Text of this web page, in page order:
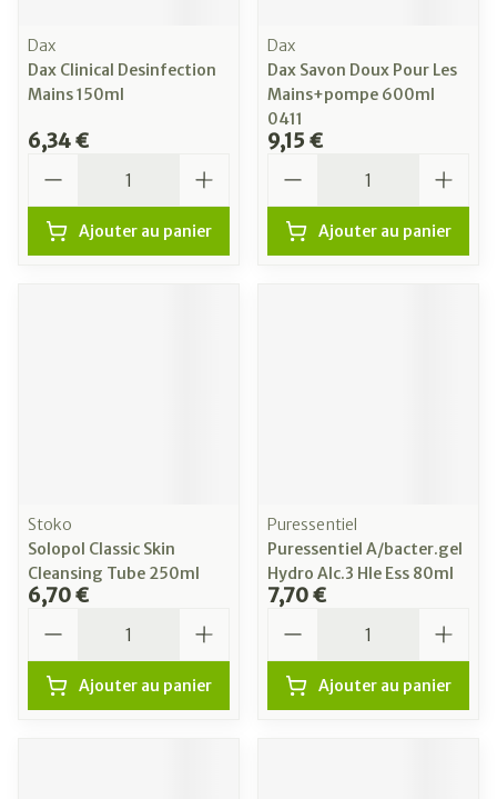
Dax
Dax Clinical Desinfection
Mains 150ml
6,34 €
Ajouter au panier
Dax
Dax Savon Doux Pour Les
Mains+pompe 600ml
0411
9,15 €
Ajouter au panier
Stoko
Solopol Classic Skin
Cleansing Tube 250ml
6,70 €
Ajouter au panier
Puressentiel
Puressentiel A/bacter.gel
Hydro Alc.3 Hle Ess 80ml
7,70 €
Ajouter au panier